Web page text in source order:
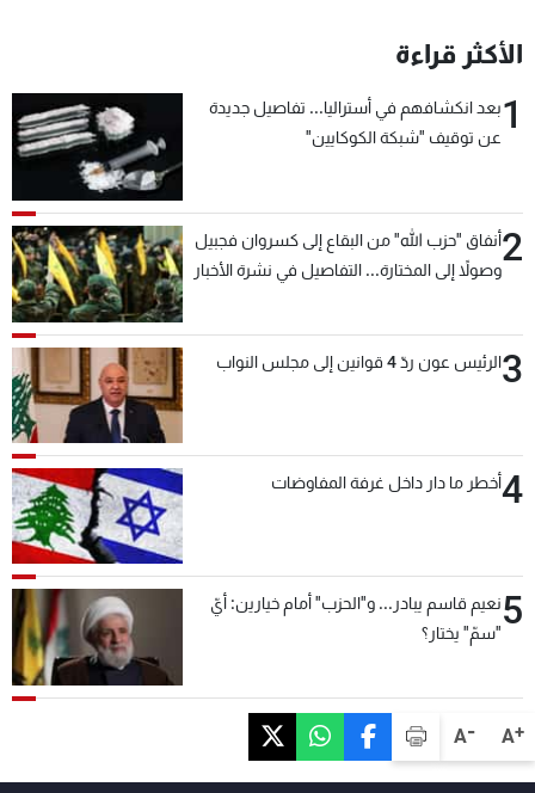
A+
A-
الأكثر قراءة
1بعد انكشافهم في أستراليا... تفاصيل جديدة
عن توقيف "شبكة الكوكايين"
2أنفاق "حزب الله" من البقاع إلى كسروان فجبيل
وصولاً إلى المختارة... التفاصيل في نشرة الأخبار
3الرئيس عون ردّ 4 قوانين إلى مجلس النواب
4أخطر ما دار داخل غرفة المفاوضات
5نعيم قاسم يبادر... و"الحزب" أمام خيارين: أيّ
"سمّ" يختار؟